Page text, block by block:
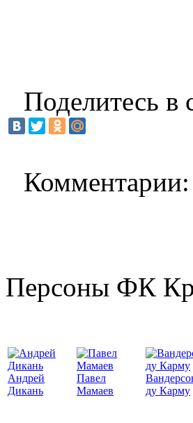
Поделитесь в
Комментарии:
Персоны ФК
Андрей
Дикань
Павел
Мамаев
ду Карму